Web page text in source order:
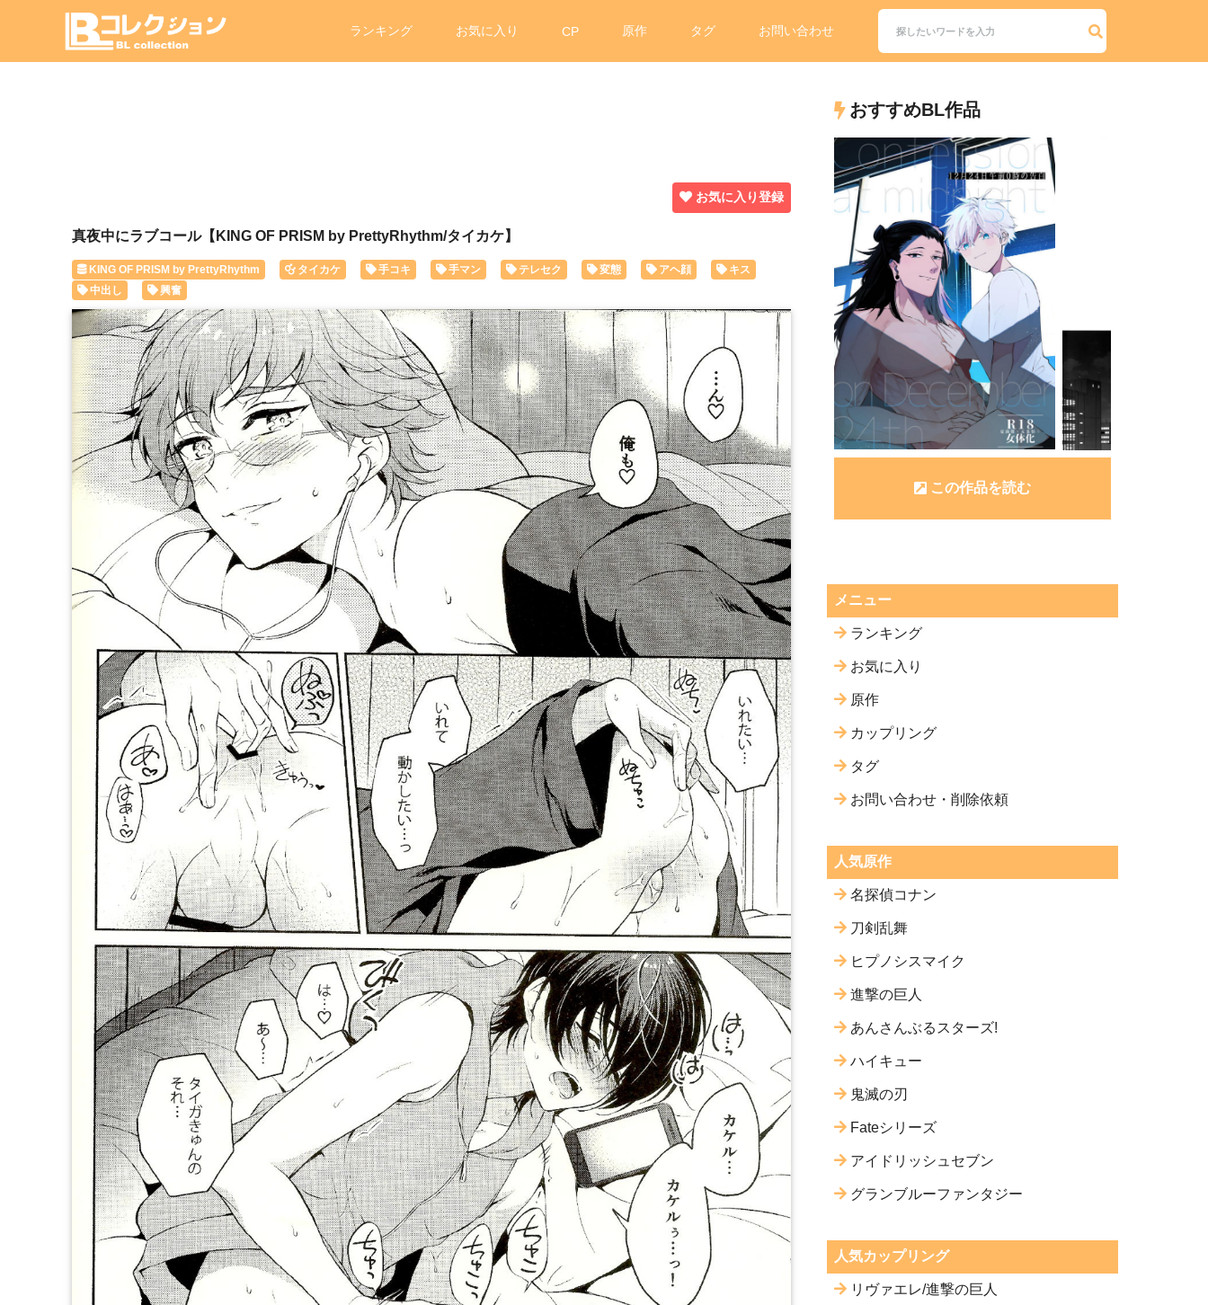
ランキング お気に入り CP 原作 タグ お問い合わせ
お気に入り登録
真夜中にラブコール【KING OF PRISM by PrettyRhythm/タイカケ】
KING OF PRISM by PrettyRhythm タイカケ 手コキ 手マン テレセク 変態 アヘ顔
キス
中出し
興奮
おすすめBL作品
この作品を読む
メニュー
ランキング
お気に入り
原作
カップリング
タグ
お問い合わせ・削除依頼
人気原作
名探偵コナン
刀剣乱舞
ヒプノシスマイク
進撃の巨人
あんさんぶるスターズ!
ハイキュー
鬼滅の刃
Fateシリーズ
アイドリッシュセブン
グランブルーファンタジー
人気カップリング
リヴァエレ/進撃の巨人